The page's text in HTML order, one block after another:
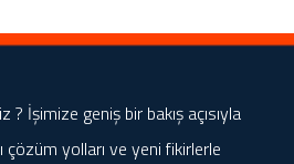
İşimize geniş bir bakış açısıyla
çözüm yolları ve yeni fikirlerle